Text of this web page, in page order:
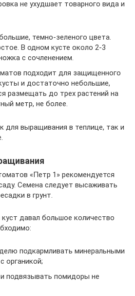
не ухудшает товарного вида и
темно-зеленого цвета.
В одном кусте около 2-3
с сочленением.
подходит для защищенного
и достаточно небольшие,
размещать до трех растений на
метр, не более.
для выращивания в теплице, так и
«Петр 1» рекомендуется
Семена следует высаживать
в грунт.
давал большое количество
подкармливать минеральными
органикой;
подвязывать помидоры не